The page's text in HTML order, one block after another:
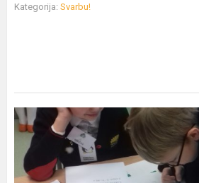
Kategorija: Svarbu!